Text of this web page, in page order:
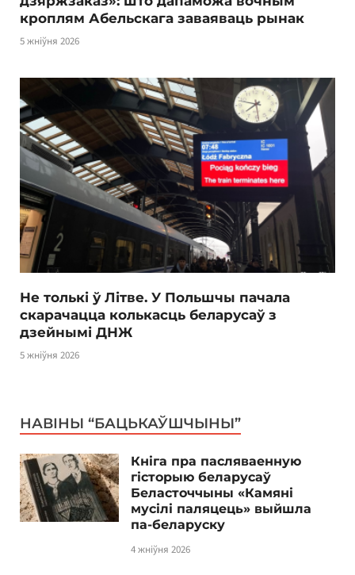
кроплям Абельскага заваяваць рынак
5 жніўня 2026
Не толькі ў Літве. У Польшчы пачала
скарачацца колькасць беларусаў з
дзейнымі ДНЖ
5 жніўня 2026
НАВІНЫ “БАЦЬКАЎШЧЫНЫ”
Кніга пра пасляваенную
гісторыю беларусаў
Беласточчыны «Камяні
мусілі паляцець» выйшла
па-беларуску
4 жніўня 2026